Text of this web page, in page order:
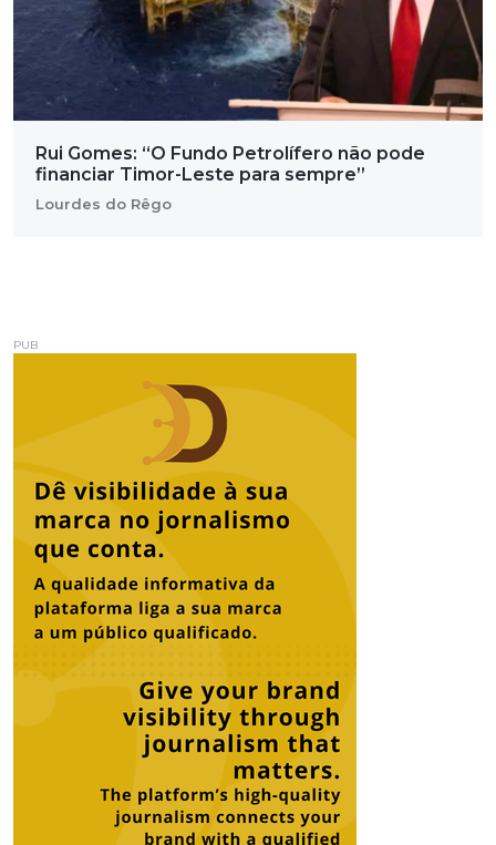
Rui Gomes: “O Fundo Petrolífero não pode
financiar Timor-Leste para sempre”
Lourdes do Rêgo
PUB